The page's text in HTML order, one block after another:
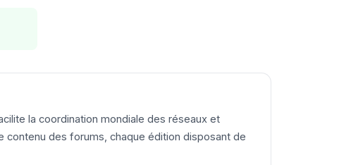
la coordination mondiale des réseaux et
des forums, chaque édition disposant de